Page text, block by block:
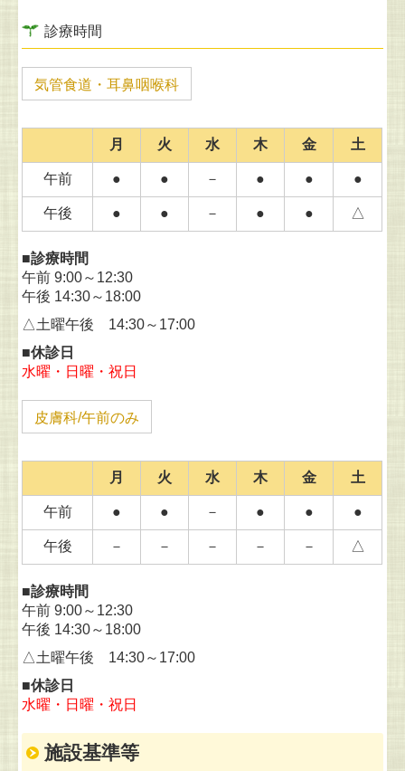
診療時間
気管食道・耳鼻咽喉科
月 火 水 木 金 土
午前 ● ● － ● ● ●
午後 ● ● － ● ● △
■診療時間
午前 9:00～12:30
午後 14:30～18:00
△土曜午後 14:30～17:00
■休診日
水曜・日曜・祝日
皮膚科/午前のみ
月 火 水 木 金 土
午前 ● ● － ● ● ●
午後 － － － － － △
■診療時間
午前 9:00～12:30
午後 14:30～18:00
△土曜午後 14:30～17:00
■休診日
水曜・日曜・祝日
施設基準等